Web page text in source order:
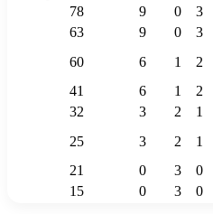
3
0
9
78
3
0
9
63
2
1
6
60
2
1
6
41
1
2
3
32
1
2
3
25
0
3
0
21
0
3
0
15